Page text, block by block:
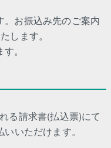
。お振込み先のご案内
します。
。
る請求書(払込票)にて
いただけます。